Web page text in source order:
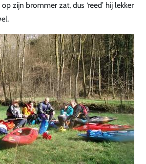
zijn brommer zat, dus ‘reed’ hij lekker